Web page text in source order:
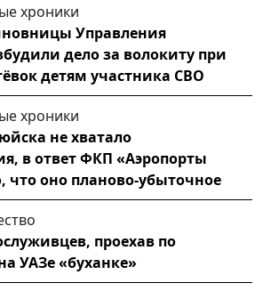
хроники
Управления
дело за волокиту при
детям участника СВО
хроники
не хватало
в ответ ФКП «Аэропорты
что оно планово-убыточное
проехав по
УАЗе «буханке»